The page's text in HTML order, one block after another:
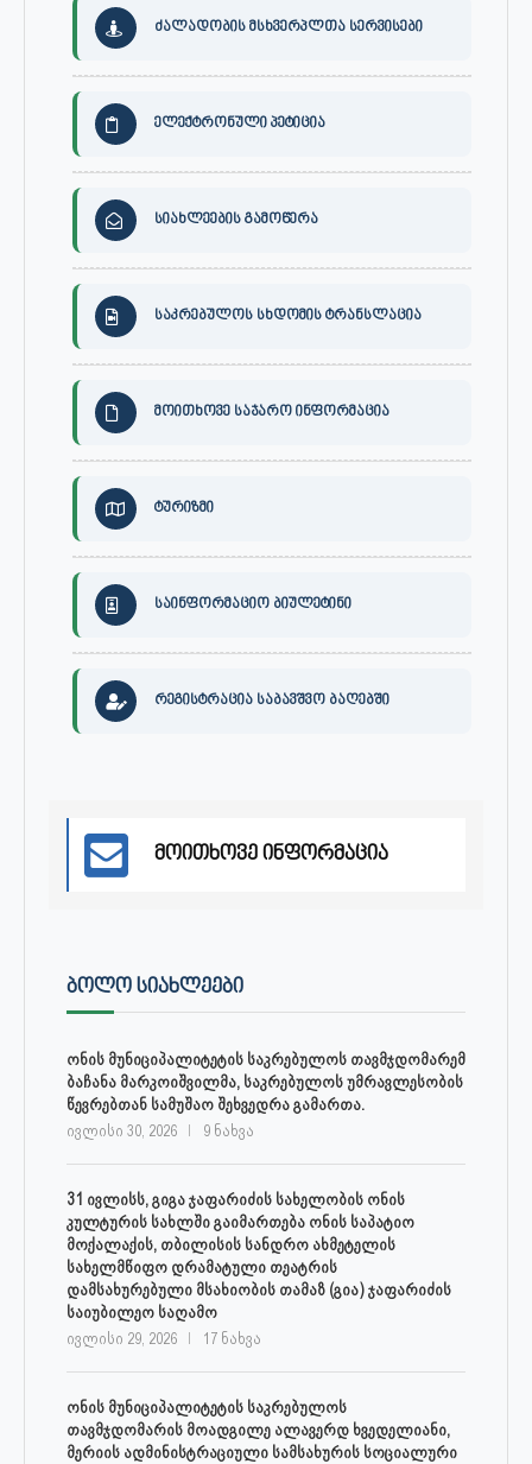
ძალადობის მსხვერპლთა სერვისები
ელექტრონული პეტიცია
სიახლეების გამოწერა
საკრებულოს სხდომის ტრანსლაცია
მოითხოვე საჯარო ინფორმაცია
ტურიზმი
საინფორმაციო ბიულეტინი
რეგისტრაცია საბავშვო ბაღებში
მოითხოვე ინფორმაცია
ᲑᲝᲚᲝ ᲡᲘᲐᲮᲚᲔᲔᲑᲘ
ონის მუნიციპალიტეტის საკრებულოს თავმჯდომარემ
ბაჩანა მარკოიშვილმა, საკრებულოს უმრავლესობის
წევრებთან სამუშაო შეხვედრა გამართა.
ივლისი 30, 2026 9 ნახვა
31 ივლისს, გიგა ჯაფარიძის სახელობის ონის
კულტურის სახლში გაიმართება ონის საპატიო
მოქალაქის, თბილისის სანდრო ახმეტელის
სახელმწიფო დრამატული თეატრის
დამსახურებული მსახიობის თამაზ (გია) ჯაფარიძის
საიუბილეო საღამო
ივლისი 29, 2026 17 ნახვა
ონის მუნიციპალიტეტის საკრებულოს
თავმჯდომარის მოადგილე ალავერდ ხვედელიანი,
მერიის ადმინისტრაციული სამსახურის სოციალური